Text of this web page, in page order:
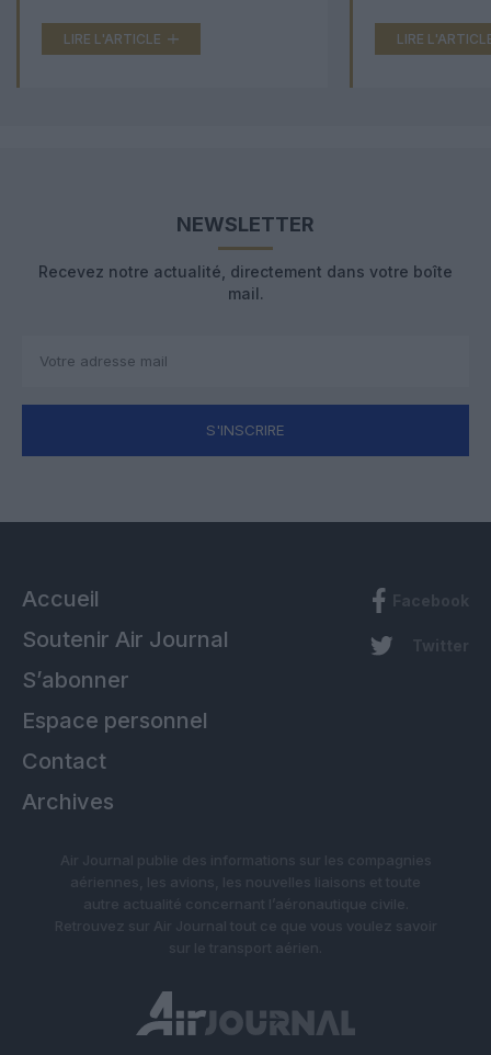
LIRE L'ARTICLE LIRE
NEWSLETTER
Recevez notre actualité, directement dans votre boîte
mail.
S'INSCRIRE
Accueil
Soutenir Air Journal
S’abonner
Espace personnel
Contact
Archives